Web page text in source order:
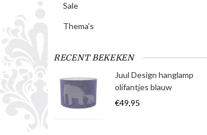
Sale
Thema's
RECENT BEKEKEN
Juul Design hanglamp
olifantjes blauw
€49,95